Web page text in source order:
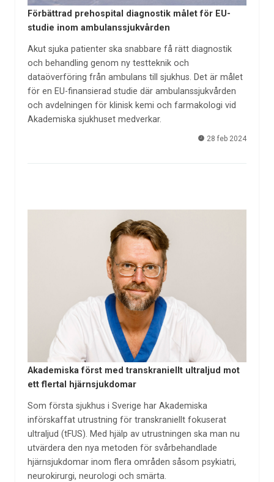
Förbättrad prehospital diagnostik målet för EU-
studie inom ambulanssjukvården
Akut sjuka patienter ska snabbare få rätt diagnostik
och behandling genom ny testteknik och
dataöverföring från ambulans till sjukhus. Det är målet
för en EU-finansierad studie där ambulanssjukvården
och avdelningen för klinisk kemi och farmakologi vid
Akademiska sjukhuset medverkar.
28 feb 2024
Akademiska först med transkraniellt ultraljud mot
ett flertal hjärnsjukdomar
Som första sjukhus i Sverige har Akademiska
införskaffat utrustning för transkraniellt fokuserat
ultraljud (tFUS). Med hjälp av utrustningen ska man nu
utvärdera den nya metoden för svårbehandlade
hjärnsjukdomar inom flera områden såsom psykiatri,
neurokirurgi, neurologi och smärta.